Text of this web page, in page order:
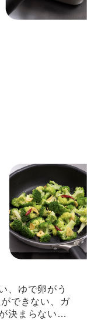
、ゆで卵がう
決まらない…